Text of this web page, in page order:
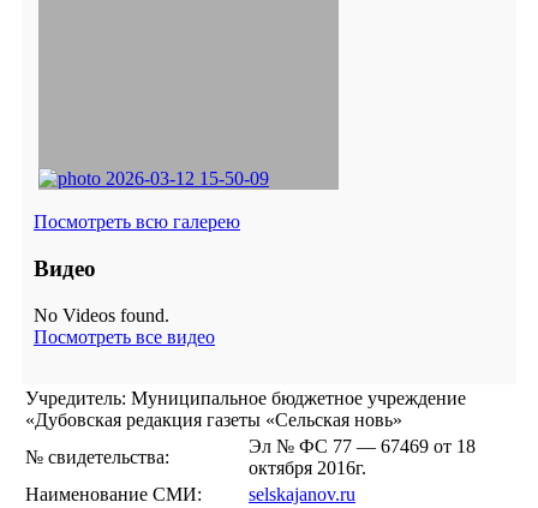
Посмотреть всю галерею
Видео
No Videos found.
Посмотреть все видео
Учредитель: Муниципальное бюджетное учреждение
«Дубовская редакция газеты «Сельская новь»
№ свидетельства:
Эл № ФС 77 — 67469 от 18
октября 2016г.
Наименование СМИ:
selskajanov.ru